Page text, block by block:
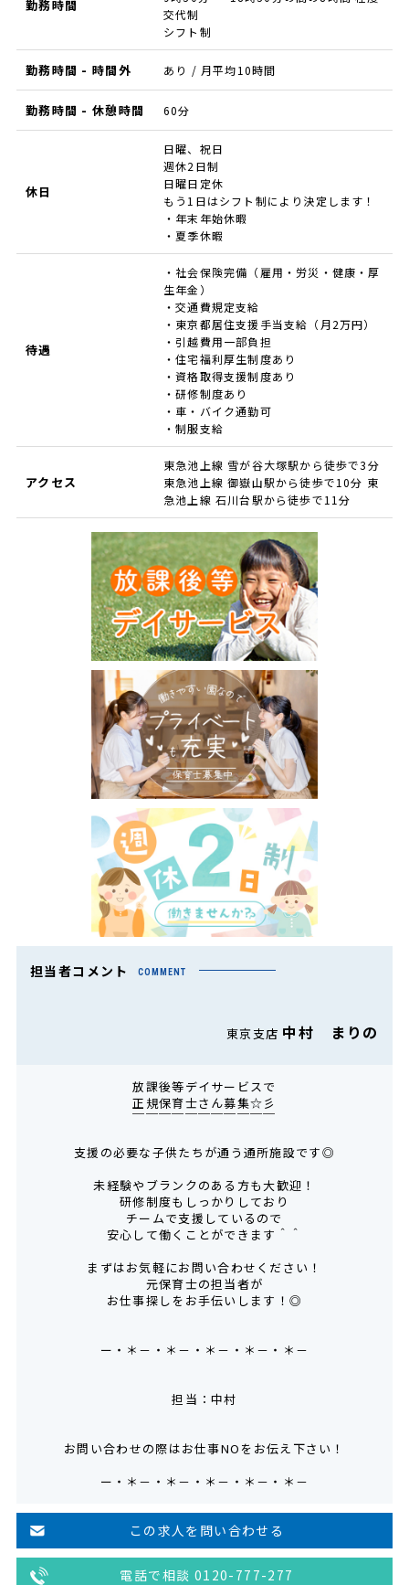
勤務時間
交代制
シフト制
勤務時間 - 時間外 あり / 月平均10時間
勤務時間 - 休憩時間 60分
休日
日曜、祝日
週休2日制
日曜日定休
もう1日はシフト制により決定します！
・年末年始休暇
・夏季休暇
待遇
・社会保険完備（雇用・労災・健康・厚
生年金）
・交通費規定支給
・東京都居住支援手当支給（月2万円）
・引越費用一部負担
・住宅福利厚生制度あり
・資格取得支援制度あり
・研修制度あり
・車・バイク通勤可
・制服支給
アクセス
東急池上線 雪が谷大塚駅から徒歩で3分
東急池上線 御嶽山駅から徒歩で10分 東
急池上線 石川台駅から徒歩で11分
担当者コメント COMMENT
東京支店 中村 まりの
放課後等デイサービスで
正規保育士さん募集☆彡
￣￣￣￣￣￣￣￣￣￣￣
支援の必要な子供たちが通う通所施設です◎
未経験やブランクのある方も大歓迎！
研修制度もしっかりしており
チームで支援しているので
安心して働くことができます＾＾
まずはお気軽にお問い合わせください！
元保育士の担当者が
お仕事探しをお手伝いします！◎
ー・＊－・＊－・＊－・＊－・＊－
担当：中村
お問い合わせの際はお仕事NOをお伝え下さい！
ー・＊－・＊－・＊－・＊－・＊－
この求人を問い合わせる
電話で相談 0120-777-277